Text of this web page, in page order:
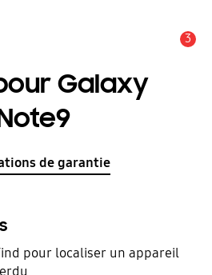
3
Galaxy
de garantie
pour localiser un appareil